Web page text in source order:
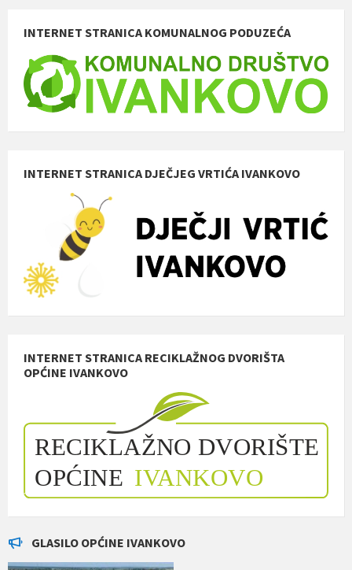
INTERNET STRANICA KOMUNALNOG PODUZEĆA
INTERNET STRANICA DJEČJEG VRTIĆA IVANKOVO
INTERNET STRANICA RECIKLAŽNOG DVORIŠTA
OPĆINE IVANKOVO
GLASILO OPĆINE IVANKOVO